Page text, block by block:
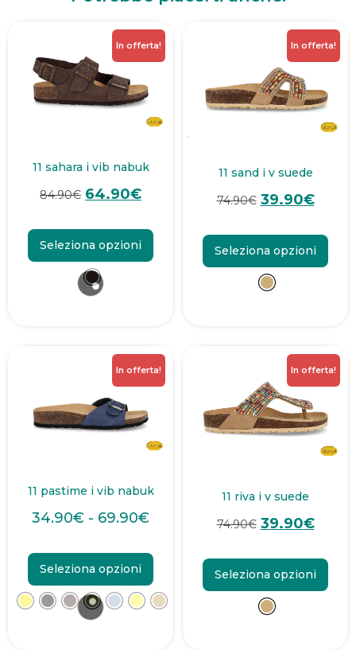
In offerta!
11 sahara i vib nabuk
84.90€ 64.90€
Seleziona opzioni
In offerta!
11 sand i v suede
74.90€ 39.90€
Seleziona opzioni
In offerta!
11 pastime i vib nabuk
34.90€ - 69.90€
Seleziona opzioni
In offerta!
11 riva i v suede
74.90€ 39.90€
Seleziona opzioni